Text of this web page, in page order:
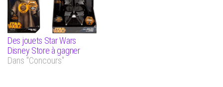
Des jouets Star Wars
Disney Store à gagner
Dans "Concours"